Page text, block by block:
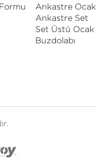
Ankastre Ocak
Ankastre Set
Set Üstü Ocak
Buzdolabı